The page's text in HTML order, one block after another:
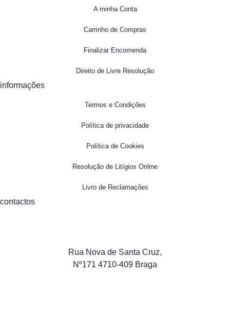
A minha Conta
Carrinho de Compras
Finalizar Encomenda
Direito de Livre Resolução
informações
Termos e Condições
Política de privacidade
Política de Cookies
Resolução de Litígios Online
Livro de Reclamações
contactos
Rua Nova de Santa Cruz,
Nº171 4710-409 Braga